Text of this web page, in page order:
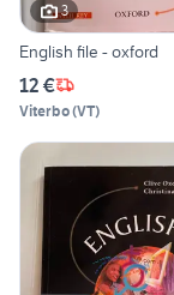
3
English file - oxford
12 €
Viterbo(VT)